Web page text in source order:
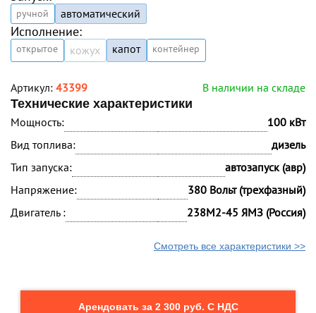
ручной автоматический
Исполнение:
открытое кожух капот контейнер
Артикул: 43399
В наличии на складе
Технические характеристики
Мощность:
100 кВт
Вид топлива:
дизель
Тип запуска:
автозапуск (авр)
Напряжение:
380 Вольт (трехфазный)
Двигатель :
238М2-45 ЯМЗ (Россия)
Смотреть все характеристики >>
Арендовать за 2 300 руб. С НДС